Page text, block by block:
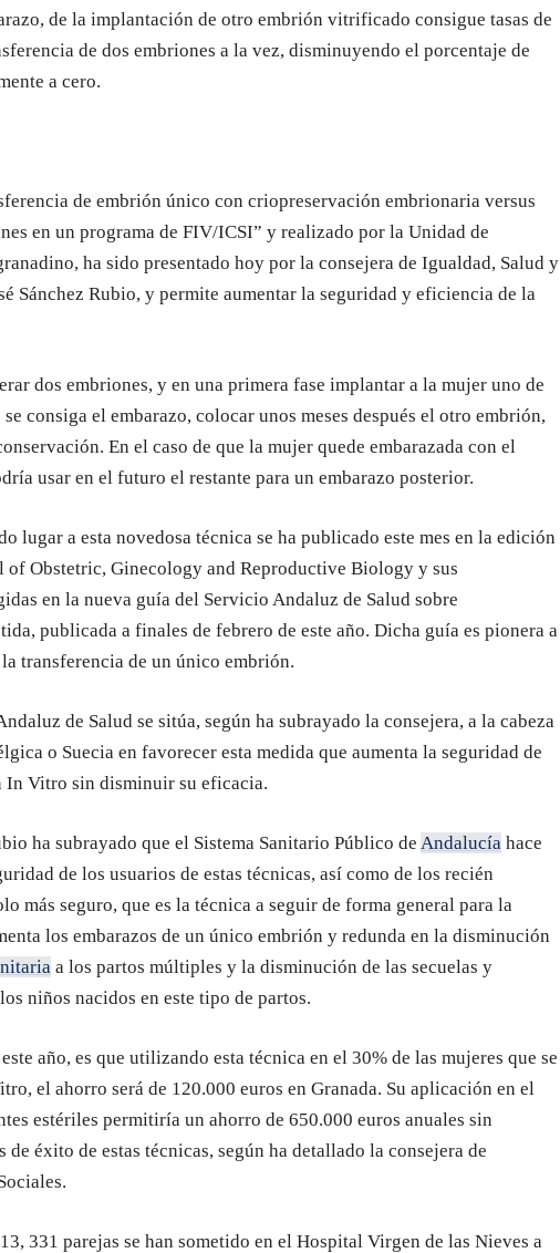
de la implantación de otro embrión vitrificado consigue tasas de
de dos embriones a la vez, disminuyendo el porcentaje de
a cero.
de embrión único con criopreservación embrionaria versus
en un programa de FIV/ICSI” y realizado por la Unidad de
ha sido presentado hoy por la consejera de Igualdad, Salud y
Sánchez Rubio, y permite aumentar la seguridad y eficiencia de la
dos embriones, y en una primera fase implantar a la mujer uno de
consiga el embarazo, colocar unos meses después el otro embrión,
En el caso de que la mujer quede embarazada con el
usar en el futuro el restante para un embarazo posterior.
lugar a esta novedosa técnica se ha publicado este mes en la edición
of Obstetric, Ginecology and Reproductive Biology y sus
en la nueva guía del Servicio Andaluz de Salud sobre
publicada a finales de febrero de este año. Dicha guía es pionera a
transferencia de un único embrión.
de Salud se sitúa, según ha subrayado la consejera, a la cabeza
o Suecia en favorecer esta medida que aumenta la seguridad de
In Vitro sin disminuir su eficacia.
ha subrayado que el Sistema Sanitario Público de Andalucía hace
de los usuarios de estas técnicas, así como de los recién
más seguro, que es la técnica a seguir de forma general para la
los embarazos de un único embrión y redunda en la disminución
a los partos múltiples y la disminución de las secuelas y
niños nacidos en este tipo de partos.
año, es que utilizando esta técnica en el 30% de las mujeres que se
el ahorro será de 120.000 euros en Granada. Su aplicación en el
estériles permitiría un ahorro de 650.000 euros anuales sin
éxito de estas técnicas, según ha detallado la consejera de
331 parejas se han sometido en el Hospital Virgen de las Nieves a